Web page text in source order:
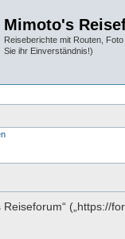
Mimoto's
Reiseberichte mit Routen,
Sie ihr Einverständnis!)
(„https://